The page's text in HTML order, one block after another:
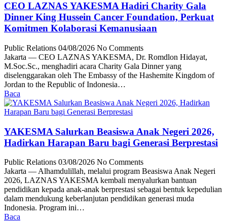
CEO LAZNAS YAKESMA Hadiri Charity Gala
Dinner King Hussein Cancer Foundation, Perkuat
Komitmen Kolaborasi Kemanusiaan
Public Relations 04/08/2026 No Comments
Jakarta — CEO LAZNAS YAKESMA, Dr. Romdlon Hidayat,
M.Soc.Sc., menghadiri acara Charity Gala Dinner yang
diselenggarakan oleh The Embassy of the Hashemite Kingdom of
Jordan to the Republic of Indonesia…
Baca
YAKESMA Salurkan Beasiswa Anak Negeri 2026,
Hadirkan Harapan Baru bagi Generasi Berprestasi
Public Relations 03/08/2026 No Comments
Jakarta — Alhamdulillah, melalui program Beasiswa Anak Negeri
2026, LAZNAS YAKESMA kembali menyalurkan bantuan
pendidikan kepada anak-anak berprestasi sebagai bentuk kepedulian
dalam mendukung keberlanjutan pendidikan generasi muda
Indonesia. Program ini…
Baca